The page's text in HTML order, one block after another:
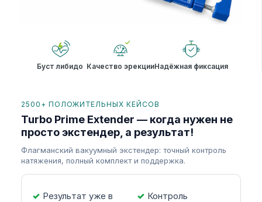
Буст либидо Качество эрекцииНадёжная фиксация
2500+ ПОЛОЖИТЕЛЬНЫХ КЕЙСОВ
Turbo Prime Extender — когда нужен не
просто экстендер, а результат!
Флагманский вакуумный экстендер: точный контроль
натяжения, полный комплект и поддержка.
Результат уже в
Контроль